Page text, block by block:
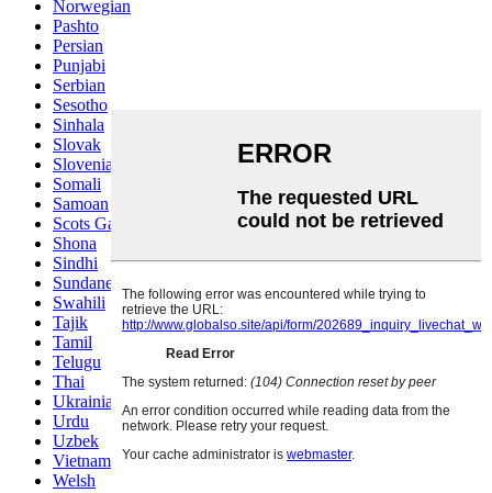
Norwegian
Pashto
Persian
Punjabi
Serbian
Sesotho
Sinhala
Slovak
Slovenian
Somali
Samoan
Scots Gaelic
Shona
Sindhi
Sundanese
Swahili
Tajik
Tamil
Telugu
Thai
Ukrainian
Urdu
Uzbek
Vietnamese
Welsh